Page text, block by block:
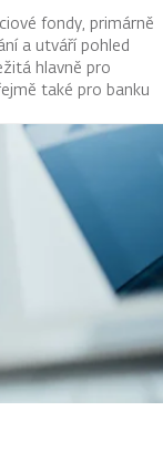
fondy, primárně
a utváří pohled
hlavně pro
také pro banku